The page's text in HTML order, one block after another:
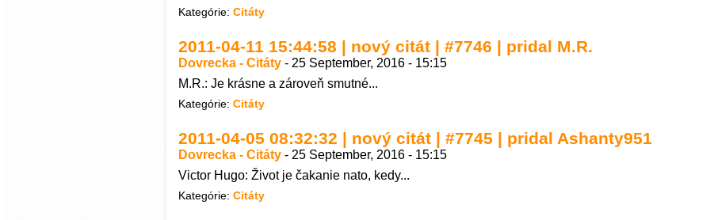
Kategórie: Citáty
2011-04-11 15:44:58 | nový citát | #7746 | pridal M.R.
Dovrecka - Citáty - 25 September, 2016 - 15:15
M.R.: Je krásne a zároveň smutné...
Kategórie: Citáty
2011-04-05 08:32:32 | nový citát | #7745 | pridal Ashanty951
Dovrecka - Citáty - 25 September, 2016 - 15:15
Victor Hugo: Život je čakanie nato, kedy...
Kategórie: Citáty